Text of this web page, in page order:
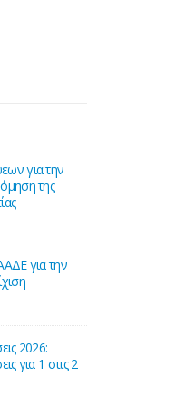
για την
της
για την
2026:
για 1 στις 2